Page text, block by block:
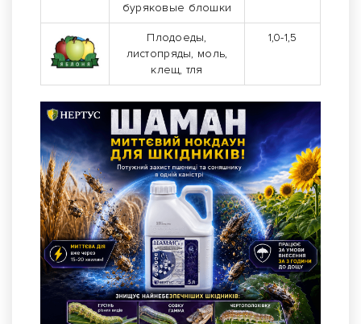
буряковые блошки
Плодоеды,
листопряды, моль,
клещ, тля
1,0-1,5